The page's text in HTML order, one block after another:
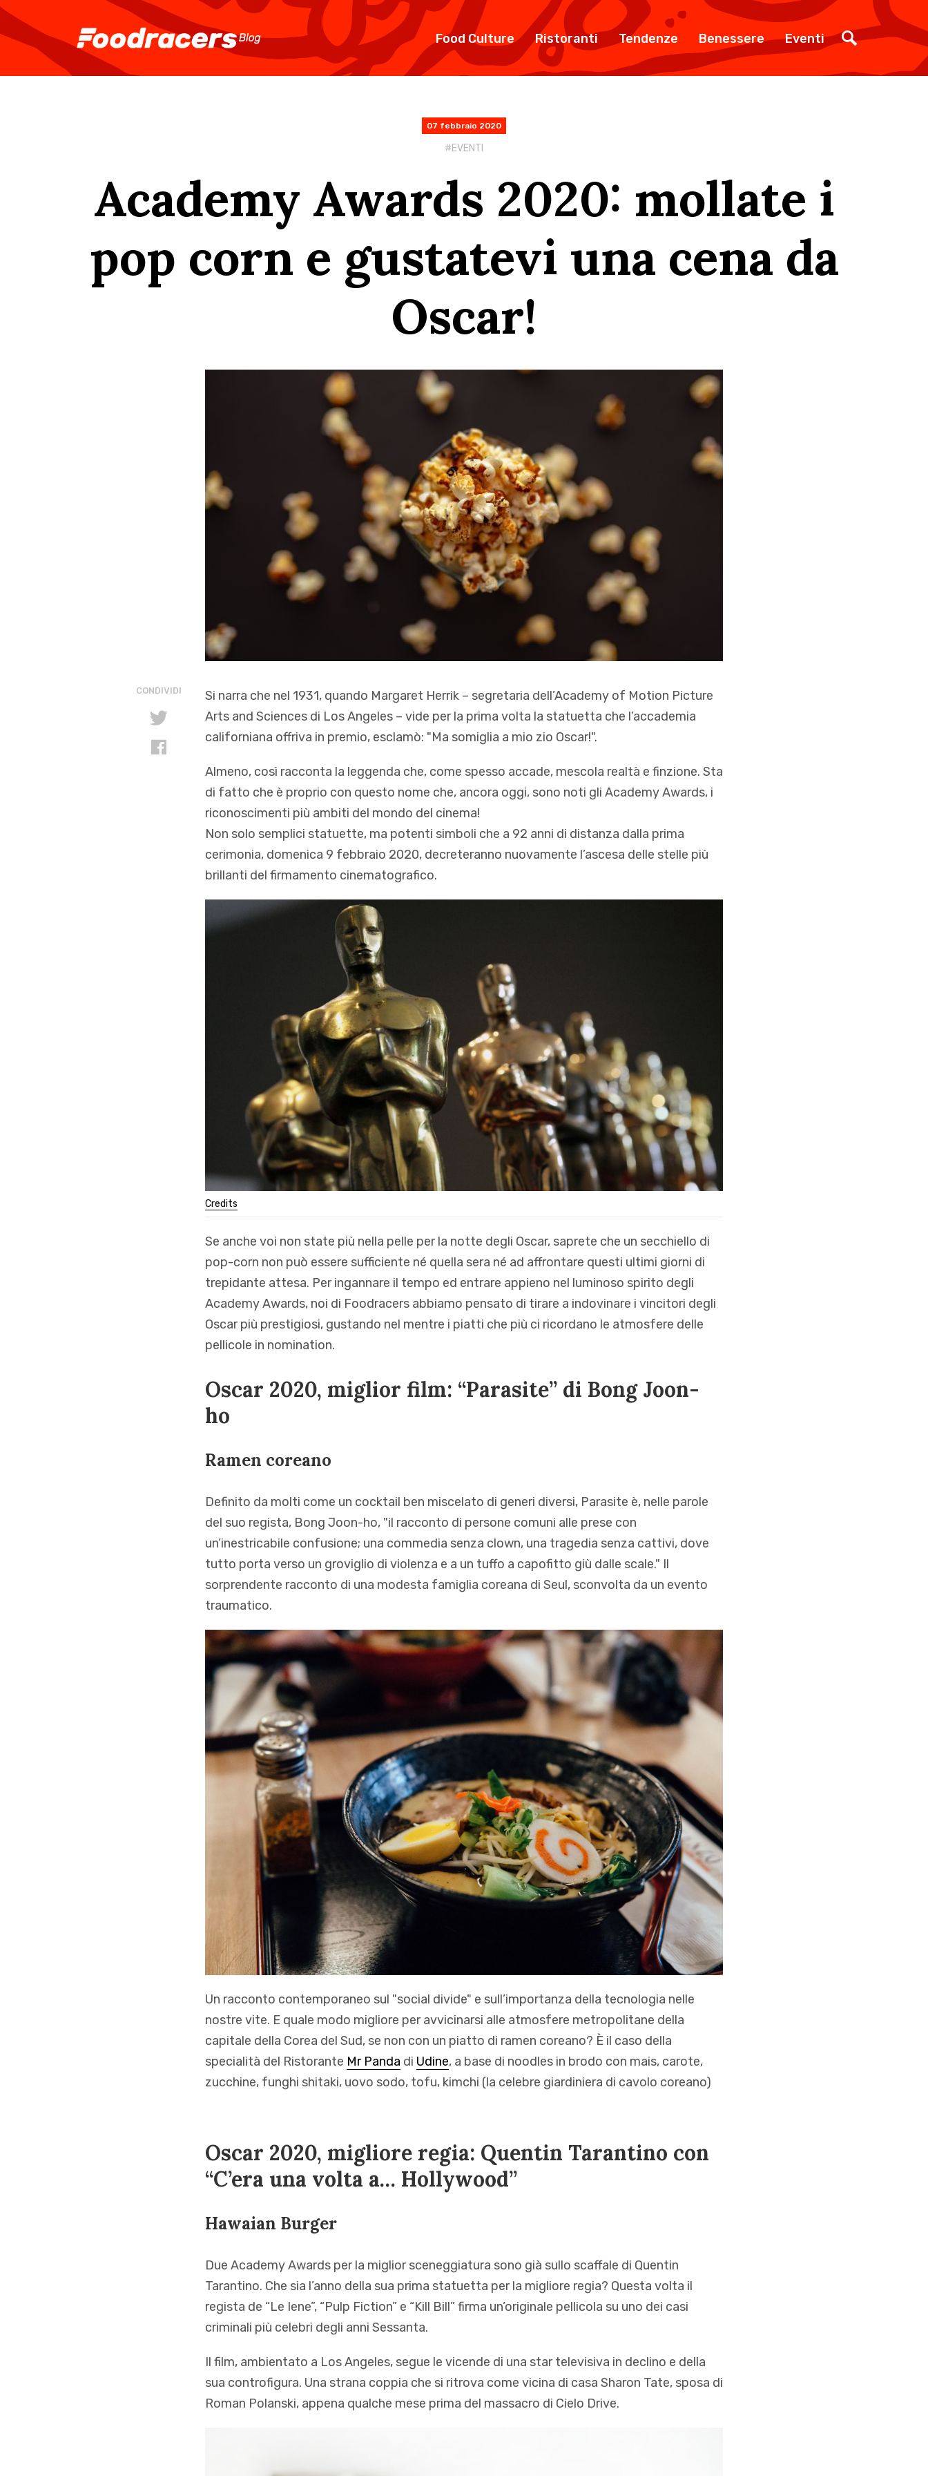
Food Culture Ristoranti Tendenze Benessere Eventi
07 febbraio 2020
EVENTI
Academy Awards 2020: mollate i
pop corn e gustatevi una cena da
Oscar!
Si narra che nel 1931, quando Margaret Herrik – segretaria dell’Academy of Motion Picture
Arts and Sciences di Los Angeles – vide per la prima volta la statuetta che l’accademia
californiana offriva in premio, esclamò: "Ma somiglia a mio zio Oscar!".
Almeno, così racconta la leggenda che, come spesso accade, mescola realtà e finzione. Sta
di fatto che è proprio con questo nome che, ancora oggi, sono noti gli Academy Awards, i
riconoscimenti più ambiti del mondo del cinema!
Non solo semplici statuette, ma potenti simboli che a 92 anni di distanza dalla prima
cerimonia, domenica 9 febbraio 2020, decreteranno nuovamente l’ascesa delle stelle più
brillanti del firmamento cinematografico.
Credits
Se anche voi non state più nella pelle per la notte degli Oscar, saprete che un secchiello di
pop-corn non può essere sufficiente né quella sera né ad affrontare questi ultimi giorni di
trepidante attesa. Per ingannare il tempo ed entrare appieno nel luminoso spirito degli
Academy Awards, noi di Foodracers abbiamo pensato di tirare a indovinare i vincitori degli
Oscar più prestigiosi, gustando nel mentre i piatti che più ci ricordano le atmosfere delle
pellicole in nomination.
Oscar 2020, miglior film: “Parasite” di Bong Joon-
ho
Ramen coreano
Definito da molti come un cocktail ben miscelato di generi diversi, Parasite è, nelle parole
del suo regista, Bong Joon-ho, "il racconto di persone comuni alle prese con
un’inestricabile confusione; una commedia senza clown, una tragedia senza cattivi, dove
tutto porta verso un groviglio di violenza e a un tuffo a capofitto giù dalle scale." Il
sorprendente racconto di una modesta famiglia coreana di Seul, sconvolta da un evento
traumatico.
Un racconto contemporaneo sul "social divide" e sull’importanza della tecnologia nelle
nostre vite. E quale modo migliore per avvicinarsi alle atmosfere metropolitane della
capitale della Corea del Sud, se non con un piatto di ramen coreano? È il caso della
specialità del Ristorante Mr Panda di Udine, a base di noodles in brodo con mais, carote,
zucchine, funghi shitaki, uovo sodo, tofu, kimchi (la celebre giardiniera di cavolo coreano)
Oscar 2020, migliore regia: Quentin Tarantino con
“C’era una volta a… Hollywood”
Hawaian Burger
Due Academy Awards per la miglior sceneggiatura sono già sullo scaffale di Quentin
Tarantino. Che sia l’anno della sua prima statuetta per la migliore regia? Questa volta il
regista de “Le Iene”, “Pulp Fiction” e “Kill Bill” firma un’originale pellicola su uno dei casi
criminali più celebri degli anni Sessanta.
Il film, ambientato a Los Angeles, segue le vicende di una star televisiva in declino e della
sua controfigura. Una strana coppia che si ritrova come vicina di casa Sharon Tate, sposa di
Roman Polanski, appena qualche mese prima del massacro di Cielo Drive.
CONDIVIDI